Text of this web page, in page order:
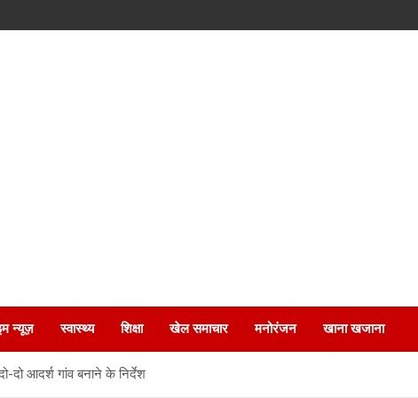
न्यूज़ स्वास्थ्य शिक्षा खेल समाचार मनोरंजन खाना खजाना
दो आदर्श गांव बनाने के निर्देश